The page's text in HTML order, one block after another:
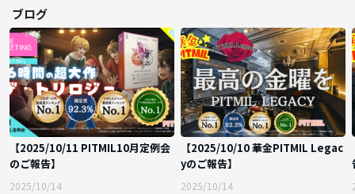
"友だちができる自由なマダミス会"
【ここに来れば必ずマダミスができる】
🎈🎈🎈🎈🎈🎈🎈🎈🎈🎈🎈🎈🎈🎈🎈
遊べるマーダーミステリー 数は日本一 (多分)
🎈🎈🎈🎈🎈🎈🎈🎈🎈🎈🎈🎈🎈🎈🎈
⭐未経験・初心者は超大歓迎⭐
⭐年齢・性別一切不問⭐
ちょっと薄暗い会場で
大人のマダミスしましょう🥃
ブログ
【2025/10/11 PITMIL10月定例会
のご報告】
2025/10/14
【2025/10/10 華金PITMIL Legac
yのご報告】
2025/10/14